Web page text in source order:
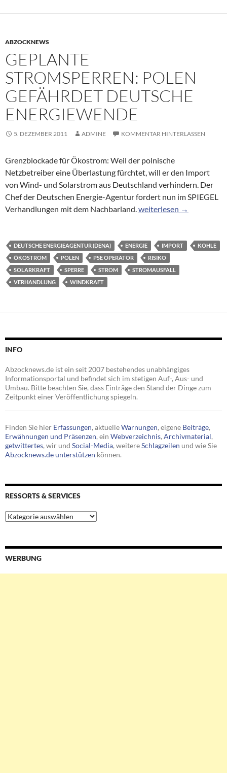
ABZOCKNEWS
GEPLANTE
STROMSPERREN: POLEN
GEFÄHRDET DEUTSCHE
ENERGIEWENDE
5. DEZEMBER 2011 ADMINE KOMMENTAR HINTERLASSEN
Grenzblockade für Ökostrom: Weil der polnische
Netzbetreiber eine Überlastung fürchtet, will er den Import
von Wind- und Solarstrom aus Deutschland verhindern. Der
Chef der Deutschen Energie-Agentur fordert nun im SPIEGEL
Verhandlungen mit dem Nachbarland.Geplante Stromsperren:
weiterlesen →
DEUTSCHE ENERGIEAGENTUR (DENA) ENERGIE IMPORT
KOHLE
ÖKOSTROM
POLEN PSE OPERATOR
RISIKO
SOLARKRAFT
SPERRE STROM
STROMAUSFALL
VERHANDLUNG
WINDKRAFT
INFO
Abzocknews.de ist ein seit 2007 bestehendes unabhängiges
Informationsportal und befindet sich im stetigen Auf-, Aus- und
Umbau. Bitte beachten Sie, dass Einträge den Stand der Dinge zum
Zeitpunkt einer Veröffentlichung spiegeln.
Finden Sie hier Erfassungen, aktuelleWarnungen, eigene Beiträge,
Erwähnungen und Präsenzen, ein Webverzeichnis, Archivmaterial,
getwittertes, wir und Social-Media, weitereSchlagzeilen und wie Sie
Abzocknews.de unterstützen können.
RESSORTS & SERVICES
Ressorts
&
WERBUNG